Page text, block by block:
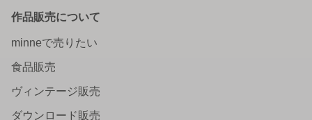
作品販売について
minneで売りたい
食品販売
ヴィンテージ販売
ダウンロード販売